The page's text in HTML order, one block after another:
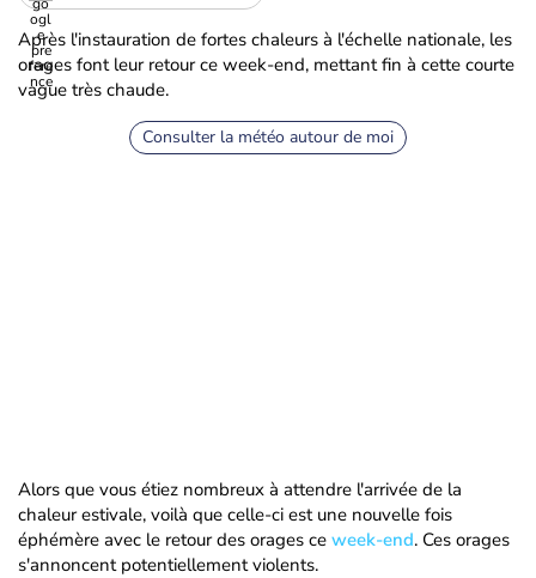
Après l'instauration de fortes chaleurs à l'échelle nationale, les
orages font leur retour ce week-end, mettant fin à cette courte
vague très chaude.
Consulter la météo autour de moi
Alors que vous étiez nombreux à attendre l'arrivée de la
chaleur estivale, voilà que celle-ci est une nouvelle fois
éphémère avec le retour des orages ce week-end. Ces orages
s'annoncent potentiellement violents.